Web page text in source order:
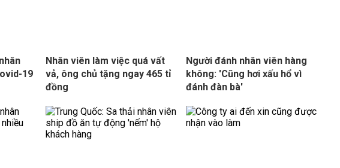
19
Nhân viên làm việc quá vất
vả, ông chủ tặng ngay 465 tỉ
đồng
Người đánh nhân viên hàng
không: 'Cũng hơi xấu hổ vì
đánh đàn bà'